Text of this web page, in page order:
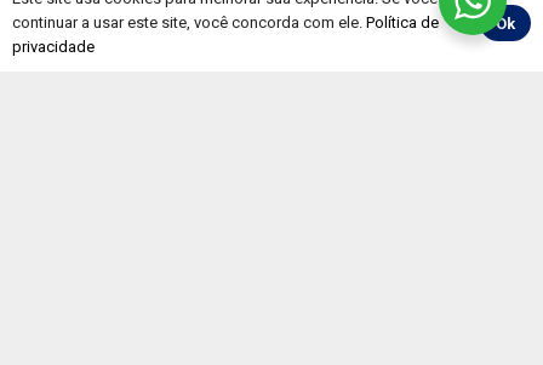
Atendimento das08 às 12h e das 13:30 às 17:30, de
segunda a sexta-feira.
continuar a usar este site, você concorda com ele. Política de
privacidade
Ok